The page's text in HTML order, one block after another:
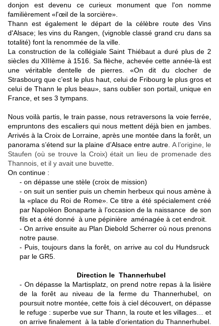
donjon est devenu ce curieux monument que l'on nomme
familièrement «l'œil de la sorcière».
Thann est également le départ de la célèbre route des Vins
d'Alsace; les vins du Rangen, (vignoble classé grand cru dans sa
totalité) font la renommée de la ville.
La construction de la collégiale Saint Thiébaut a duré plus de 2
siècles du XIIIème à 1516. Sa flèche, achevée cette année-là est
une véritable dentelle de pierres. «On dit du clocher de
Strasbourg que c’est le plus haut, celui de Fribourg le plus gros et
celui de Thann le plus beau», sans oublier son portail, unique en
France, et ses 3 tympans.
Nous voilà partis, le train passe, nous retraversons la voie ferrée,
empruntons des escaliers qui nous mettent déjà bien en jambes.
Arrivés à la Croix de Lorraine, après une montée dans la forêt, un
panorama s’étend sur la plaine d’Alsace entre autre. A l’origine, le
Staufen (où se trouve la Croix) était un lieu de promenade des
Thannois, et il y avait une buvette
On continue :
- on dépasse une stèle (croix de mission)
- on suit un sentier puis un chemin herbeux qui nous amène à
la «place du Roi de Rome». Ce titre a été spécialement créé
par Napoléon Bonaparte à l’occasion de la naissance de son
fils et a été donné à une pépinière aménagée à cet endroit.
- On arrive ensuite au Plan Diebold Scherrer où nous prenons
notre pause.
- Puis, toujours dans la forêt, on arrive au col du Hundsruck
par le GR5.
Direction le Thannerhubel
- On dépasse la Martisplatz, on prend notre repas à la lisière
de la forêt au niveau de la ferme du Thannerhubel, on
poursuit notre montée, cette fois à ciel découvert, on dépasse
le refuge : superbe vue sur Thann, la route et les villages… et
on arrive finalement à la table d’orientation du Thannerhubel.